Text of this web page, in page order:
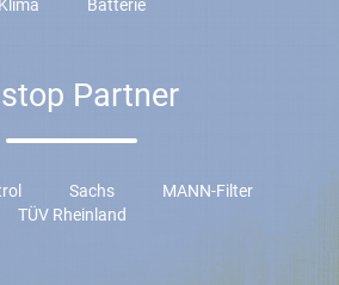
Klima
Batterie
Partner
Sachs
MANN-Filter
TÜV Rheinland